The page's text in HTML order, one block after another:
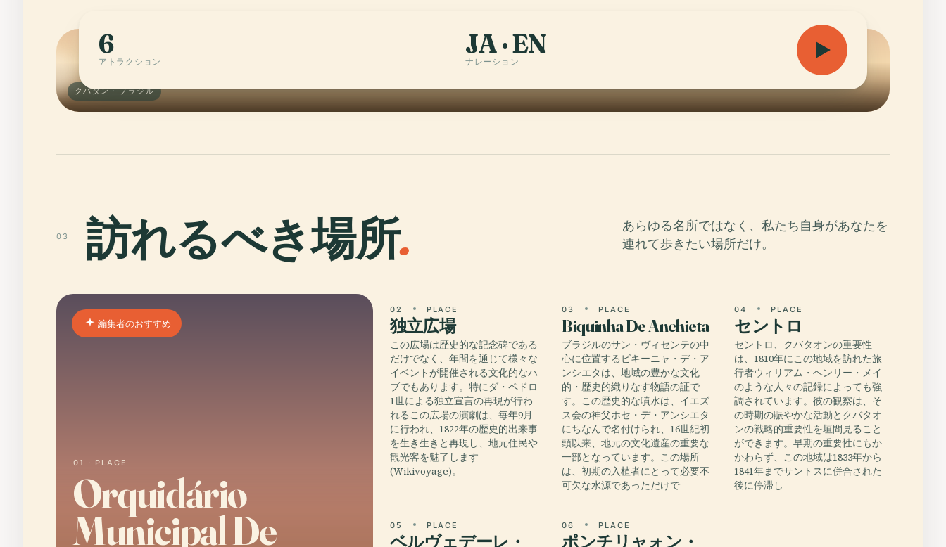
クバタン · ブラジル
6
アトラクション
JA · EN
ナレーション
03 訪れるべき場所.
あらゆる名所ではなく、私たち自身があなたを
連れて歩きたい場所だけ。
編集者のおすすめ
01 · PLACE
Orquidário
Municipal De
02 PLACE
独立広場
この広場は歴史的な記念碑である
だけでなく、年間を通じて様々な
イベントが開催される文化的なハ
ブでもあります。特にダ・ペドロ
1世による独立宣言の再現が行わ
れるこの広場の演劇は、毎年9月
に行われ、1822年の歴史的出来事
を生き生きと再現し、地元住民や
観光客を魅了します
(Wikivoyage)。
03 PLACE
Biquinha De Anchieta
ブラジルのサン・ヴィセンテの中
心に位置するビキーニャ・デ・ア
ンシエタは、地域の豊かな文化
的・歴史的織りなす物語の証で
す。この歴史的な噴水は、イエズ
ス会の神父ホセ・デ・アンシエタ
にちなんで名付けられ、16世紀初
頭以来、地元の文化遺産の重要な
一部となっています。この場所
は、初期の入植者にとって必要不
可欠な水源であっただけで
04 PLACE
セントロ
セントロ、クバタオンの重要性
は、1810年にこの地域を訪れた旅
行者ウィリアム・ヘンリー・メイ
のような人々の記録によっても強
調されています。彼の観察は、そ
の時期の賑やかな活動とクバタオ
ンの戦略的重要性を垣間見ること
ができます。早期の重要性にもか
かわらず、この地域は1833年から
1841年までサントスに併合された
後に停滞し
05 PLACE
ベルヴェデーレ・
06 PLACE
ポンチリャォン・